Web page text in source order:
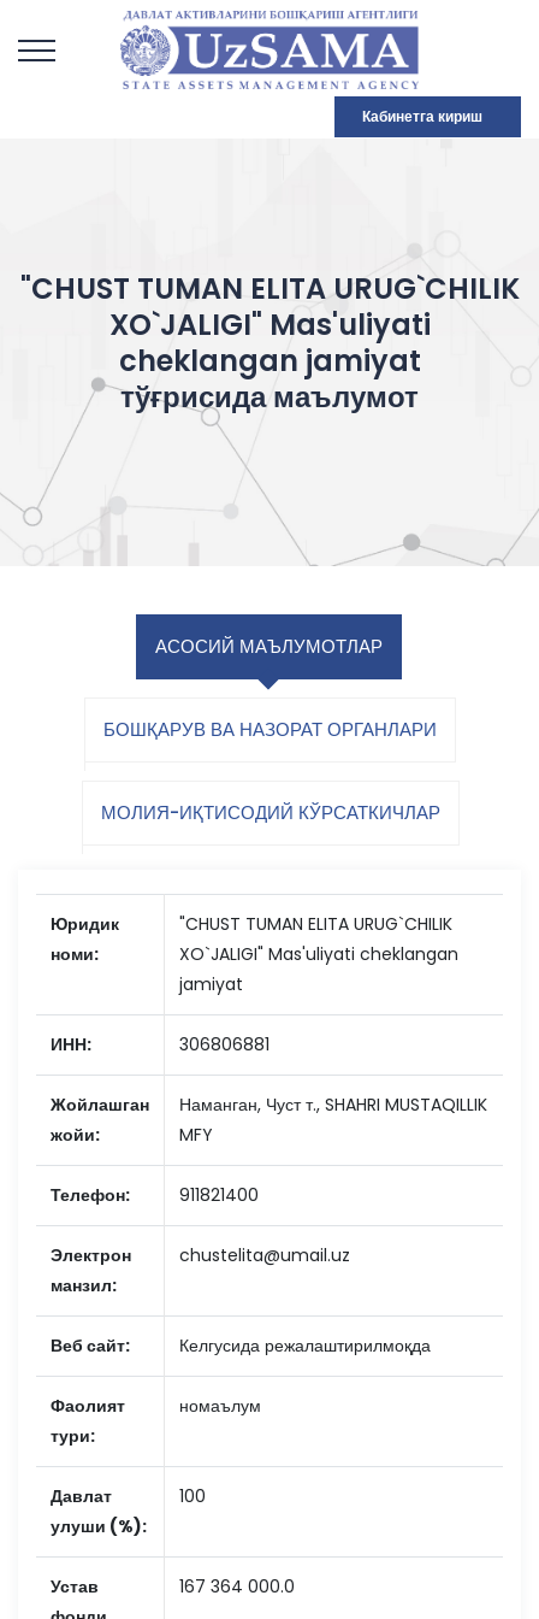
Кабинетга кириш
"CHUST TUMAN ELITA URUG`CHILIK
XO`JALIGI" Mas'uliyati
cheklangan jamiyat
тўғрисида маълумот
АСОСИЙ МАЪЛУМОТЛАР
БОШҚАРУВ ВА НАЗОРАТ ОРГАНЛАРИ
МОЛИЯ-ИҚТИСОДИЙ КЎРСАТКИЧЛАР
Юридик
номи:
"CHUST TUMAN ELITA URUG`CHILIK
XO`JALIGI" Mas'uliyati cheklangan
jamiyat
ИНН: 306806881
Жойлашган
жойи:
Наманган, Чуст т., SHAHRI MUSTAQILLIK
MFY
Телефон: 911821400
Электрон
манзил:
chustelita@umail.uz
Веб сайт: Келгусида режалаштирилмоқда
Фаолият
тури:
номаълум
Давлат
улуши (%):
100
Устав
167 364 000.0